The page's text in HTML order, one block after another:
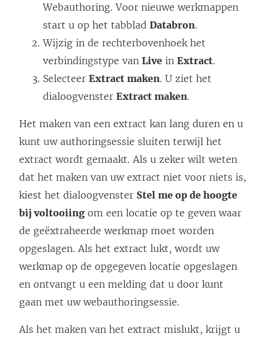
Webauthoring. Voor nieuwe werkmappen
start u op het tabblad Databron.
Wijzig in de rechterbovenhoek het
verbindingstype van Live in Extract.
Selecteer Extract maken. U ziet het
dialoogvenster Extract maken.
Het maken van een extract kan lang duren en u
kunt uw authoringsessie sluiten terwijl het
extract wordt gemaakt. Als u zeker wilt weten
dat het maken van uw extract niet voor niets is,
kiest het dialoogvenster Stel me op de hoogte
bij voltooiing om een locatie op te geven waar
de geëxtraheerde werkmap moet worden
opgeslagen. Als het extract lukt, wordt uw
werkmap op de opgegeven locatie opgeslagen
en ontvangt u een melding dat u door kunt
gaan met uw webauthoringsessie.
Als het maken van het extract mislukt, krijgt u